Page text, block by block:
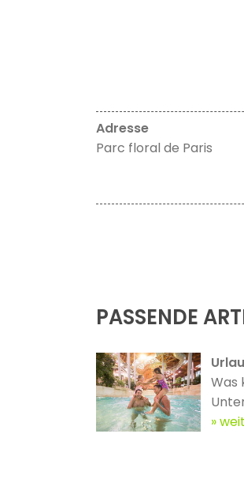
Adresse
Parc floral de Paris
PASSENDE
Was